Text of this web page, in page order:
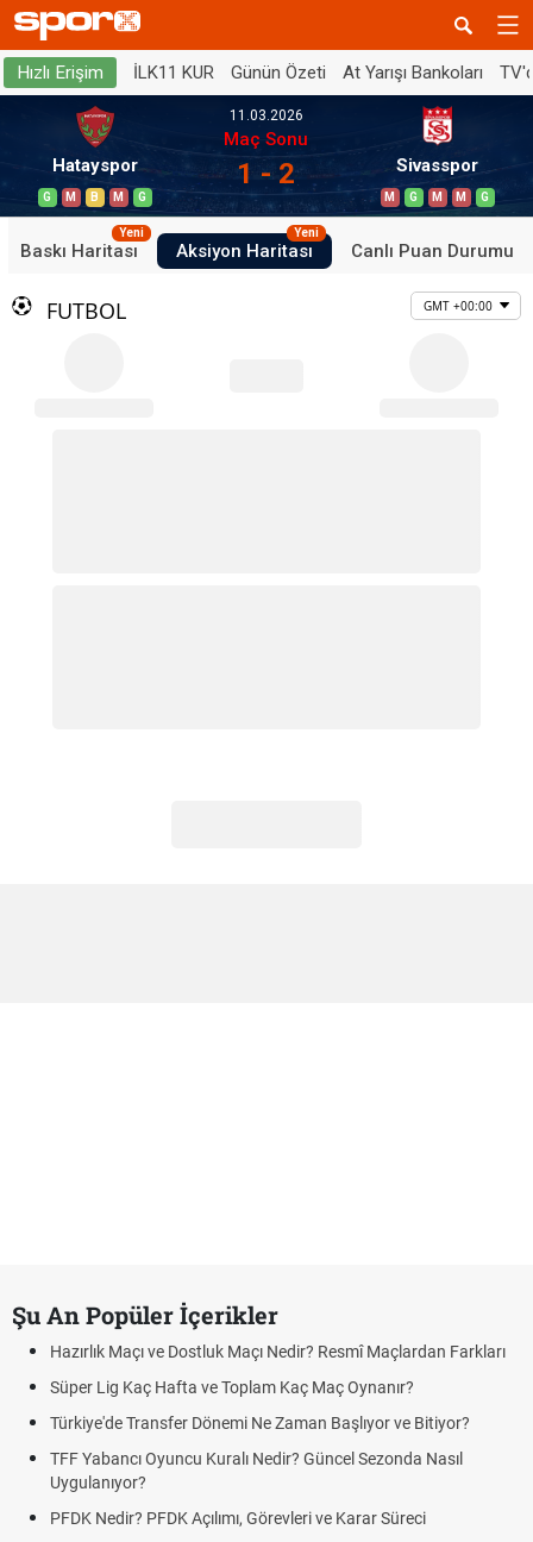
Hızlı Erişim İLK11 KUR Günün Özeti At Yarışı Bankoları
Hatayspor
G M B M G
11.03.2026
Maç Sonu
1 - 2 Sivasspor
M G M M G
Baskı Haritası
Yeni
Aksiyon Haritası
Yeni
Canlı Puan Durumu
FUTBOL GMT +00:00
Şu An Popüler İçerikler
Hazırlık Maçı ve Dostluk Maçı Nedir? Resmî Maçlardan Farkları
Süper Lig Kaç Hafta ve Toplam Kaç Maç Oynanır?
Türkiye'de Transfer Dönemi Ne Zaman Başlıyor ve Bitiyor?
TFF Yabancı Oyuncu Kuralı Nedir? Güncel Sezonda Nasıl
Uygulanıyor?
PFDK Nedir? PFDK Açılımı, Görevleri ve Karar Süreci